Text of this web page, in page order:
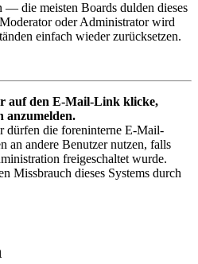
— die meisten Boards dulden dieses
oder Administrator wird
einfach wieder zurücksetzen.
auf den E-Mail-Link klicke,
anzumelden.
dürfen die foreninterne E-Mail-
an andere Benutzer nutzen, falls
freigeschaltet wurde.
Missbrauch dieses Systems durch